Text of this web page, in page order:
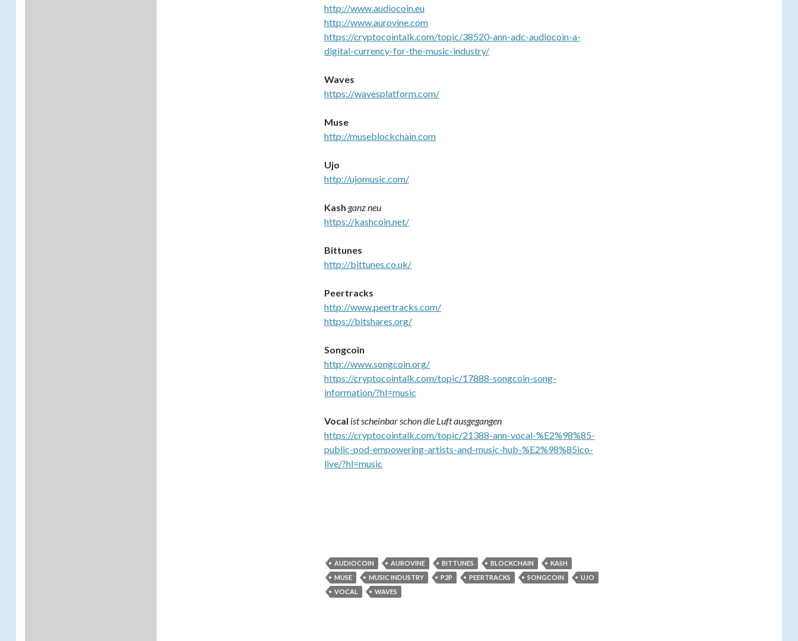
http://www.audiocoin.eu
http://www.aurovine.com
https://cryptocointalk.com/topic/38520-ann-adc-audiocoin-a-
digital-currency-for-the-music-industry/
Waves
https://wavesplatform.com/
Muse
http://museblockchain.com
Ujo
http://ujomusic.com/
Kash ganz neu
https://kashcoin.net/
Bittunes
http://bittunes.co.uk/
Peertracks
http://www.peertracks.com/
https://bitshares.org/
Songcoin
http://www.songcoin.org/
https://cryptocointalk.com/topic/17888-songcoin-song-
information/?hl=music
Vocal ist scheinbar schon die Luft ausgegangen
https://cryptocointalk.com/topic/21388-ann-vocal-%E2%98%85-
public-pod-empowering-artists-and-music-hub-%E2%98%85ico-
live/?hl=music
AUDIOCOIN AUROVINE BITTUNES BLOCKCHAIN
KASH
MUSE
MUSIC INDUSTRY P2P PEERTRACKS SONGCOIN
UJO
VOCAL
WAVES